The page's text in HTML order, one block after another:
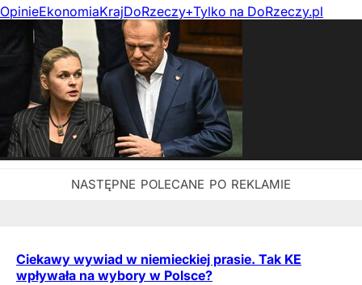
OpinieEkonomiaKrajDoRzeczy+Tylko na DoRzeczy.pl
Ciekawy wywiad w niemieckiej prasie. Tak KE
wpływała na wybory w Polsce?